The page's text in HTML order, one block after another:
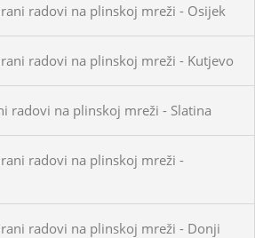
radovi na plinskoj mreži - Osijek
radovi na plinskoj mreži - Kutjevo
radovi na plinskoj mreži - Slatina
radovi na plinskoj mreži -
radovi na plinskoj mreži - Donji